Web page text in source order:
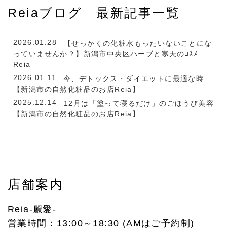
オンラインレッスン♪2021年11月
2021/11
Reiaブログ 最新記事一覧
2026.01.28
【せっかくの化粧水もったいないことにな
っていませんか？】新潟市中央区ハーブと寒天のｺｽﾒ
Reia
2026.01.11
今、デトックス・ダイエットに最適な時
【新潟市の自然化粧品のお店Reia】
2025.12.14
12月は「塗って寝るだけ」のごほうび美容
【新潟市の自然化粧品のお店Reia】
2025.11.25
2025.09.22
店舗案内
Reia-麗愛-
営業時間：13:00～18:30 (AMはご予約制)